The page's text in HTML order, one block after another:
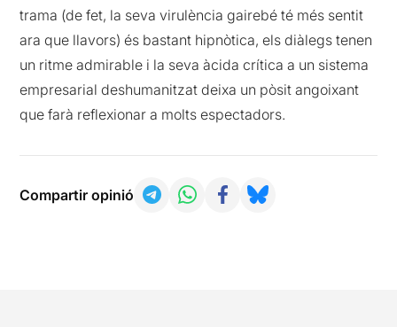
trama (de fet, la seva virulència gairebé té més sentit
ara que llavors) és bastant hipnòtica, els diàlegs tenen
un ritme admirable i la seva àcida crítica a un sistema
empresarial deshumanitzat deixa un pòsit angoixant
que farà reflexionar a molts espectadors.
Compartir opinió